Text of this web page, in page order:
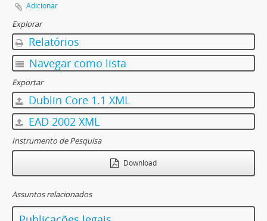
Adicionar
Explorar
Relatórios
Navegar como lista
Exportar
Dublin Core 1.1 XML
EAD 2002 XML
Instrumento de Pesquisa
Download
Assuntos relacionados